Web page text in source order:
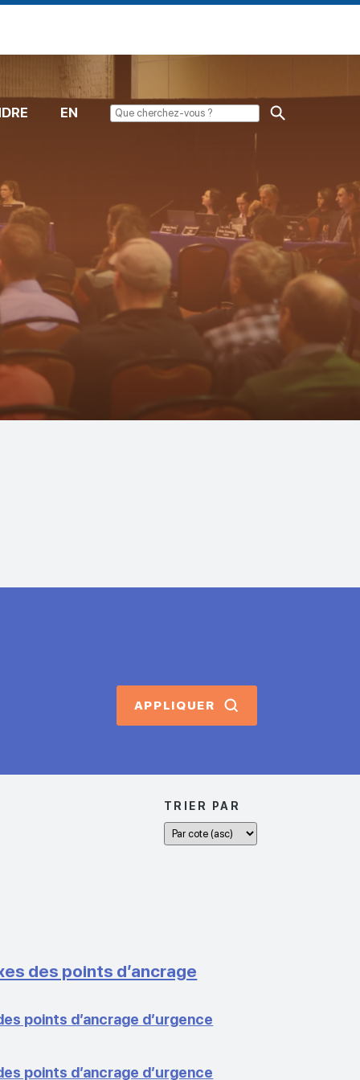
EN
APPLIQUER
TRIER PAR
des points d’ancrage
points d’ancrage d’urgence
points d’ancrage d’urgence